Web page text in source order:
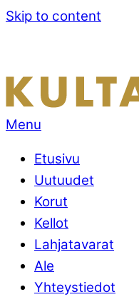
Skip to content
Menu
Etusivu
Uutuudet
Korut
Kellot
Lahjatavarat
Ale
Yhteystiedot